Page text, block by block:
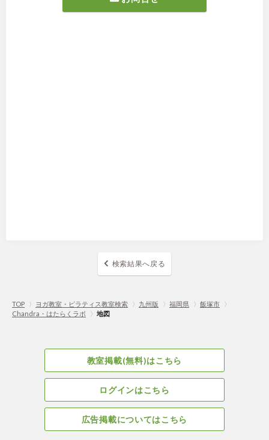
検索結果へ戻る
TOP 〉 ヨガ教室・ピラティス教室検索 〉 九州版 〉 福岡県 〉 飯塚市
〉
Chandra・はたらくラボ
〉 地図
教室掲載(無料)はこちら
ログインはこちら
広告掲載についてはこちら